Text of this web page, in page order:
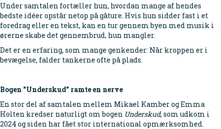
Under samtalen fortæller hun, hvordan mange af hendes
bedste idéer opstår netop på gåture. Hvis hun sidder fast i et
foredrag eller en tekst, kan en tur gennem byen med musik i
ørerne skabe det gennembrud, hun mangler.
Det er en erfaring, som mange genkender: Når kroppen er i
bevægelse, falder tankerne ofte på plads.
Bogen "Underskud" ramte en nerve
En stor del af samtalen mellem Mikael Kamber og Emma
Holten kredser naturligt om bogen Underskud, som udkom i
2024 og siden har fået stor international opmærksomhed.